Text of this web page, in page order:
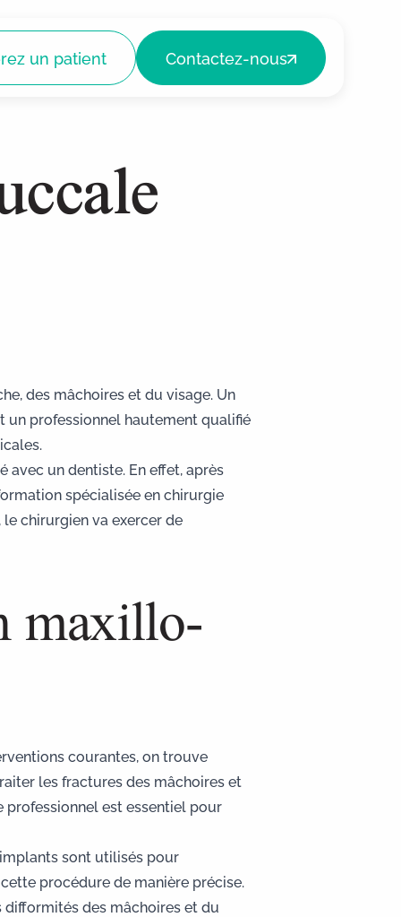
Extractions complexes
un patient Contactez-nous
des mâchoires et du visage. Un
professionnel hautement qualifié
avec un dentiste. En effet, après
spécialisée en chirurgie
chirurgien va exercer de
maxillo-
courantes, on trouve
lesfractures des mâchoireset
professionnel est essentiel pour
sont utilisés pour
procédure de manière précise.
des mâchoires et du